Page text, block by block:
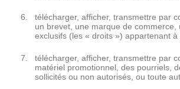
télécharger, afficher, transmettre par
un brevet, une marque de
exclusifs (les « droits ») appartenant à
télécharger, afficher, transmettre par
matériel promotionnel, des pourriels,
sollicités ou non autorisés, ou toute